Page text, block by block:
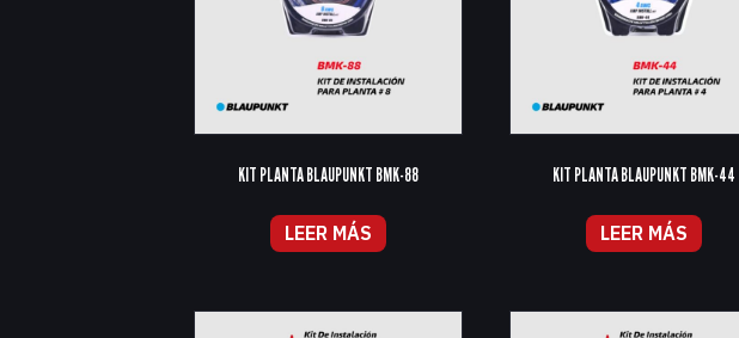
KIT PLANTA BLAUPUNKT BMK-88
LEER MÁS
KIT PLANTA BLAUPUNKT BMK-44
LEER MÁS